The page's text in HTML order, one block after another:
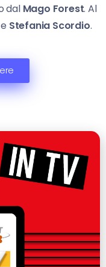
dal Mago Forest. Al
e Stefania Scordio.